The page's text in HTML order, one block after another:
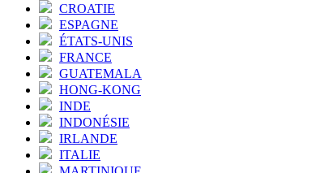
CROATIE
ESPAGNE
ÉTATS-UNIS
FRANCE
GUATEMALA
HONG-KONG
INDE
INDONÉSIE
IRLANDE
ITALIE